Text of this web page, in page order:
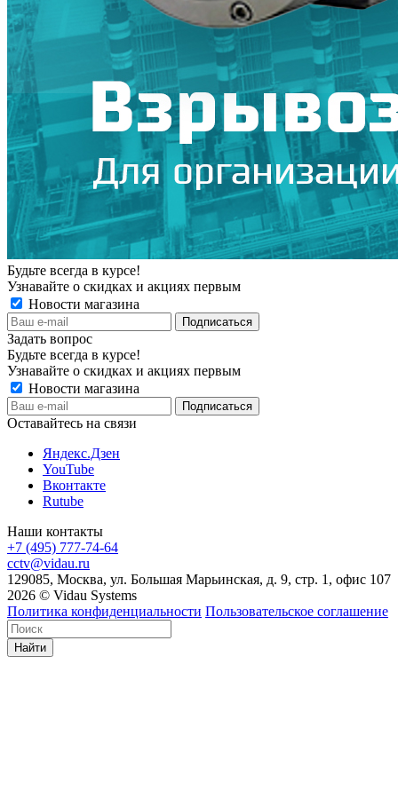
Будьте всегда в курсе!
Узнавайте о скидках и акциях первым
Новости магазина
Задать вопрос
Будьте всегда в курсе!
Узнавайте о скидках и акциях первым
Новости магазина
Оставайтесь на связи
Яндекс.Дзен
YouTube
Вконтакте
Rutube
Наши контакты
+7 (495) 777-74-64
cctv@vidau.ru
129085, Москва, ул. Большая Марьинская, д. 9, стр. 1, офис 107
2026 © Vidau Systems
Политика конфиденциальности Пользовательское соглашение
Найти